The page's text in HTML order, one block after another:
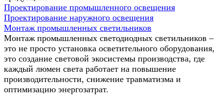
Проектирование промышленного освещения
Проектирование наружного освещения
Монтаж промышленных светильников
Монтаж промышленных светодиодных светильников –
это не просто установка осветительного оборудования,
это создание световой экосистемы производства, где
каждый люмен света работает на повышение
производительности, снижение травматизма и
оптимизацию энергозатрат.